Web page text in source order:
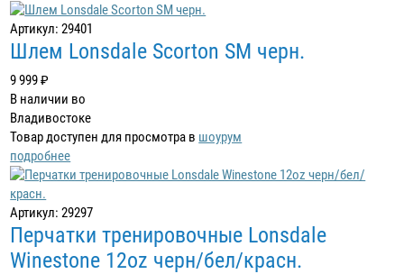
Артикул: 29401
Шлем Lonsdale Scorton SM черн.
9 999 ₽
В наличии во
Владивостоке
Товар доступен для просмотра в шоурум
подробнее
Артикул: 29297
Перчатки тренировочные Lonsdale
Winestone 12oz черн/бел/красн.